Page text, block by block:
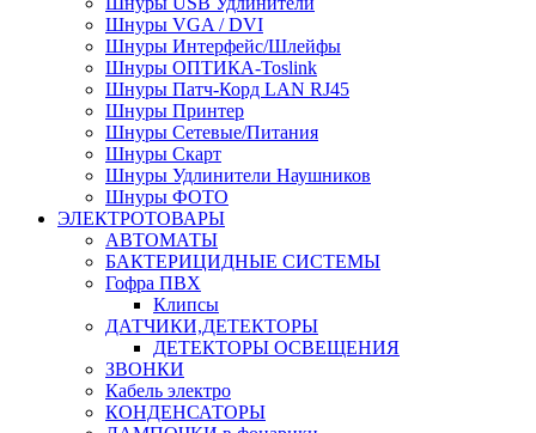
Шнуры VGA / DVI
Шнуры Интерфейс/Шлейфы
Шнуры ОПТИКА-Toslink
Шнуры Патч-Корд LAN RJ45
Шнуры Принтер
Шнуры Сетевые/Питания
Шнуры Скарт
Шнуры Удлинители Наушников
Шнуры ФОТО
ЭЛЕКТРОТОВАРЫ
АВТОМАТЫ
БАКТЕРИЦИДНЫЕ СИСТЕМЫ
Гофра ПВХ
Клипсы
ДАТЧИКИ,ДЕТЕКТОРЫ
ДЕТЕКТОРЫ ОСВЕЩЕНИЯ
ЗВОНКИ
Кабель электро
КОНДЕНСАТОРЫ